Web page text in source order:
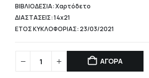
ΒΙΒΛΙΟΔΕΣΙΑ: Χαρτόδετο
ΔΙΑΣΤΑΣΕΙΣ: 14x21
ΕΤΟΣ ΚΥΚΛΟΦΟΡΙΑΣ: 23/03/2021
ΑΓΟΡΑ